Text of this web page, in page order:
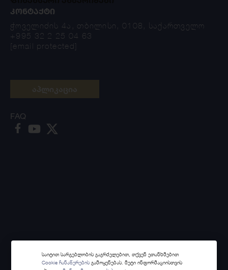
ᲙᲝᲜᲢᲐᲥᲢᲘ
ჭოველიძის 4ა, თბილისი, 0108, საქართველო
+995 32 2 25 04 63
[email protected]
FAQ
საიტით სარგებლობის გაგრძელებით, თქვენ ეთანხმებით
Cookie ჩანაწერების გამოყენებას. მეტი ინფორმაციისთვის